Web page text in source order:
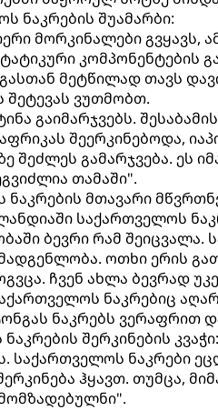
ნაკრების შუამარბი:
მორკინალები გვყავს,
კომპონენტების
მეტწილად თავს
შეტევას ვუთმობთ.
გაიმარჯვებს.
შეერკინებოდა,
გამარჯვება. ეს
თამაში".
ნაკრების მთავარი
საქართველოს
ბევრი რამ შეიცვალა.
ოთხი ერის
ჩვენ ახლა ბევრად
ნაკრებიც
ნაკრებს ვერაფრით
შერკინების კვაჭი:
საქართველოს ნაკრები
ჰყავთ. თუმცა,